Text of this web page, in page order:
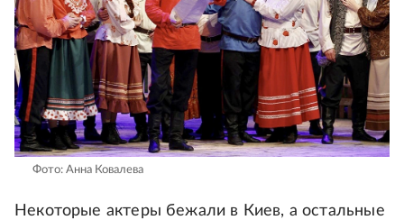
Фото: Анна Ковалева
Некоторые актеры бежали в Киев, а остальные